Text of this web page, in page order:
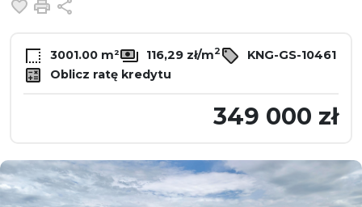
Dodaj do ulubionych
Drukuj
3001.00 m² 116,29 zł/m2
KNG-GS-10461
Oblicz ratę kredytu
349 000 zł